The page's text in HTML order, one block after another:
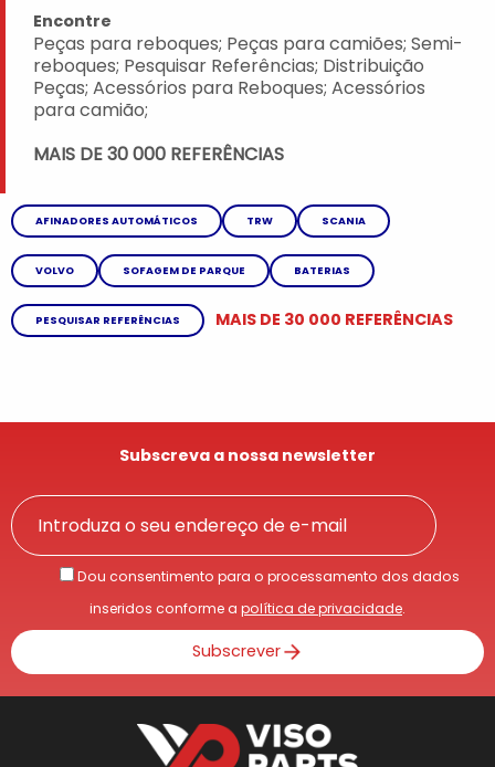
Encontre
Peças para reboques; Peças para camiões; Semi-
reboques; Pesquisar Referências; Distribuição
Peças; Acessórios para Reboques; Acessórios
para camião;
MAIS DE 30 000 REFERÊNCIAS
AFINADORES AUTOMÁTICOS TRW SCANIA
VOLVO SOFAGEM DE PARQUE BATERIAS
PESQUISAR REFERÊNCIAS MAIS DE 30 000 REFERÊNCIAS
Subscreva a nossa newsletter
Dou consentimento para o processamento dos dados
inseridos conforme a política de privacidade.
Subscrever